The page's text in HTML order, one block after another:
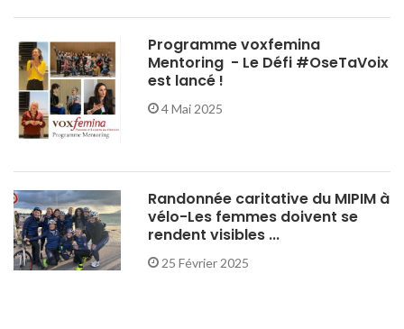
Programme voxfemina
Mentoring - Le Défi #OseTaVoix
est lancé !
4 Mai 2025
Randonnée caritative du MIPIM à
vélo-Les femmes doivent se
rendent visibles ...
25 Février 2025